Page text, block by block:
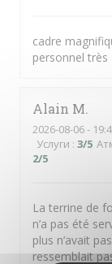
cadre
personnel
Alain M
2026-08-06-
Услуги : 3/5
2/5
La terrine de
n’a pas été
plus n’avait
ressemblait